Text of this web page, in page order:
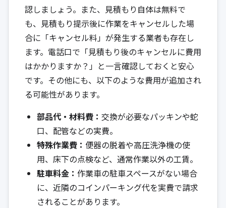
認しましょう。また、見積もり自体は無料で
も、見積もり提示後に作業をキャンセルした場
合に「キャンセル料」が発生する業者も存在し
ます。電話口で「見積もり後のキャンセルに費用
はかかりますか？」と一言確認しておくと安心
です。その他にも、以下のような費用が追加され
る可能性があります。
部品代・材料費： 交換が必要なパッキンや蛇
口、配管などの実費。
特殊作業費： 便器の脱着や高圧洗浄機の使
用、床下の点検など、通常作業以外の工賃。
駐車料金： 作業車の駐車スペースがない場合
に、近隣のコインパーキング代を実費で請求
されることがあります。